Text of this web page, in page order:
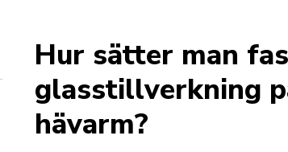
Hur sätter man
glasstillverkning
hävarm?